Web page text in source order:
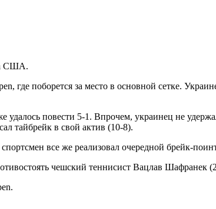
США.
где поборется за место в основной сетке.
удалось повести 5-1. Впрочем, украинец не
тайбрейк в свой актив (10-8).
все же реализовал очередной брейк-
чешский теннисист Вацлав Шафранек